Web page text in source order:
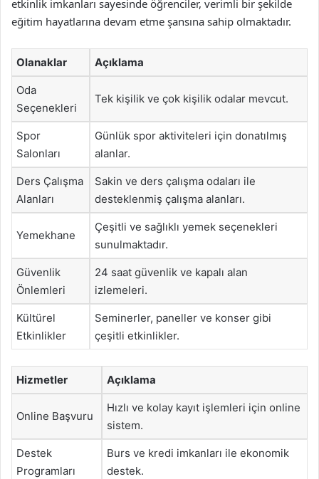
etkinlik imkanları sayesinde öğrenciler, verimli bir şekilde
eğitim hayatlarına devam etme şansına sahip olmaktadır.
Olanaklar Açıklama
Oda
Seçenekleri
Tek kişilik ve çok kişilik odalar mevcut.
Spor
Salonları
Günlük spor aktiviteleri için donatılmış
alanlar.
Ders Çalışma
Alanları
Sakin ve ders çalışma odaları ile
desteklenmiş çalışma alanları.
Yemekhane
Çeşitli ve sağlıklı yemek seçenekleri
sunulmaktadır.
Güvenlik
Önlemleri
24 saat güvenlik ve kapalı alan
izlemeleri.
Kültürel
Etkinlikler
Seminerler, paneller ve konser gibi
çeşitli etkinlikler.
Hizmetler Açıklama
Online Başvuru
Hızlı ve kolay kayıt işlemleri için online
sistem.
Destek
Programları
Burs ve kredi imkanları ile ekonomik
destek.